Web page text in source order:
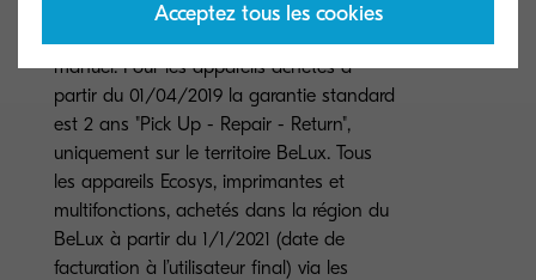
chaque équipement soit utilisé et nettoyé
manuel. Pour les appareils achetés à
partir du 01/04/2019 la garantie standard
est 2 ans "Pick Up - Repair - Return",
uniquement sur le territoire BeLux. Tous
les appareils Ecosys, imprimantes et
multifonctions, achetés dans la région du
BeLux à partir du 1/1/2021 (date de
facturation à l’utilisateur final) via les
Acceptez tous les cookies